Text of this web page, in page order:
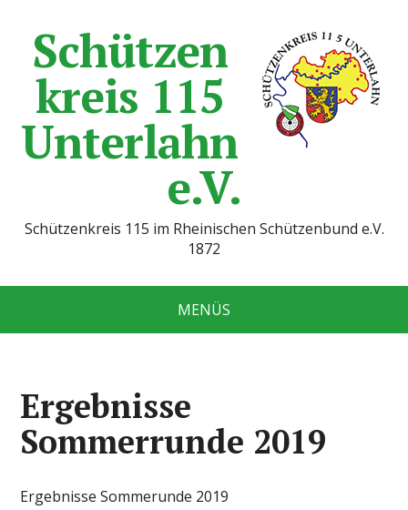
Schützen
kreis 115
Unterlahn
e.V.
Schützenkreis 115 im Rheinischen Schützenbund e.V.
1872
MENÜS
Ergebnisse
Sommerrunde 2019
Ergebnisse Sommerunde 2019